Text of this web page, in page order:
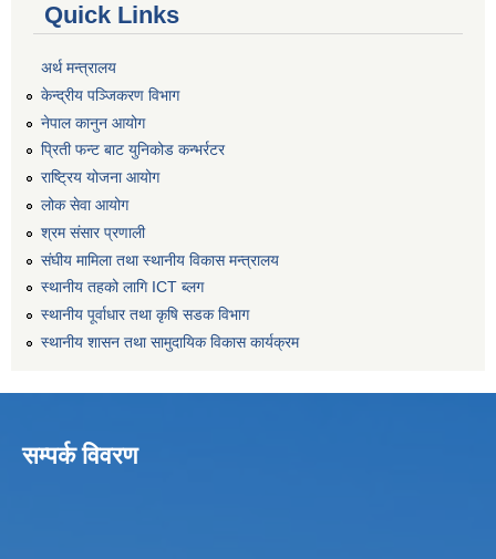
Quick Links
अर्थ मन्त्रालय
केन्द्रीय पञ्जिकरण विभाग
नेपाल कानुन आयोग
प्रिती फन्ट बाट युनिकोड कन्भर्रटर
राष्ट्रिय योजना आयोग
लोक सेवा आयोग
श्रम संसार प्रणाली
संघीय मामिला तथा स्थानीय विकास मन्त्रालय
स्थानीय तहको लागि ICT ब्लग
स्थानीय पूर्वाधार तथा कृषि सडक विभाग
स्थानीय शासन तथा सामुदायिक विकास कार्यक्रम
सम्पर्क विवरण